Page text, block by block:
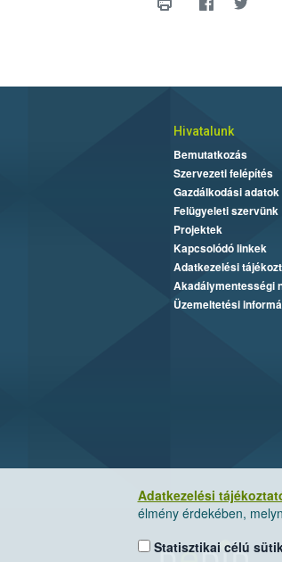
Adatkezelési
élmény érdekében,
Statisztikai célú
Hivatalunk
Bemutatkozás
Szervezeti felépítés
Gazdálkodási adatok
Felügyeleti szervünk
Projektek
Kapcsolódó linkek
Adatkezelési
Akadálymentességi
Üzemeltetési